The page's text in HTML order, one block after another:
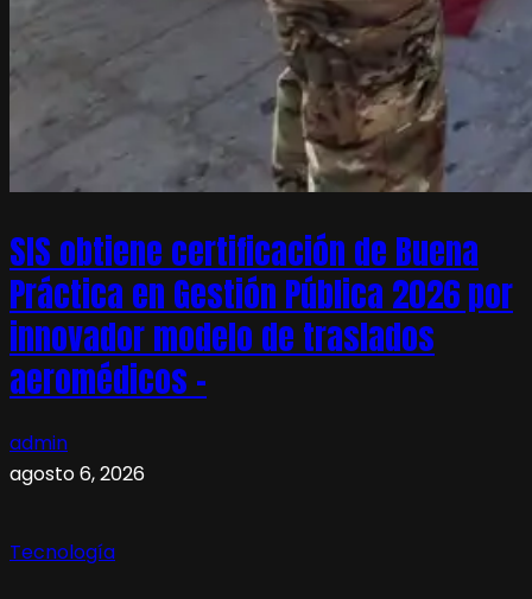
SIS obtiene certificación de Buena
Práctica en Gestión Pública 2026 por
innovador modelo de traslados
aeromédicos –
admin
agosto 6, 2026
Tecnología